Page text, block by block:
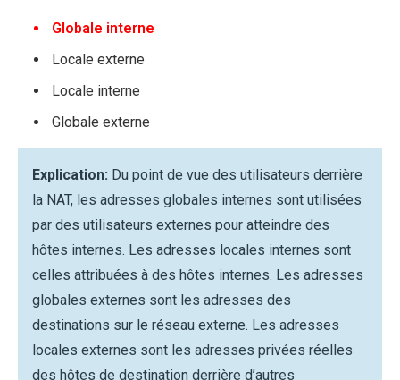
Globale interne
Locale externe
Locale interne
Globale externe
Explication: Du point de vue des utilisateurs derrière
la NAT, les adresses globales internes sont utilisées
par des utilisateurs externes pour atteindre des
hôtes internes. Les adresses locales internes sont
celles attribuées à des hôtes internes. Les adresses
globales externes sont les adresses des
destinations sur le réseau externe. Les adresses
locales externes sont les adresses privées réelles
des hôtes de destination derrière d’autres